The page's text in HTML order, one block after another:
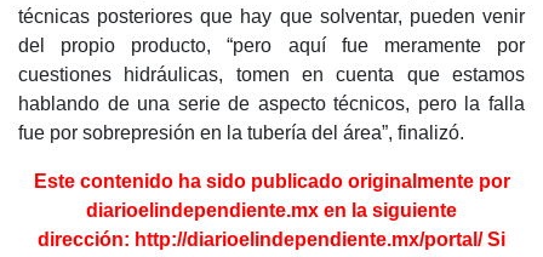
técnicas posteriores que hay que solventar, pueden venir
del propio producto, “pero aquí fue meramente por
cuestiones hidráulicas, tomen en cuenta que estamos
hablando de una serie de aspecto técnicos, pero la falla
fue por sobrepresión en la tubería del área”, finalizó.
Este contenido ha sido publicado originalmente por
diarioelindependiente.mx en la siguiente
dirección: http://diarioelindependiente.mx/portal/Si